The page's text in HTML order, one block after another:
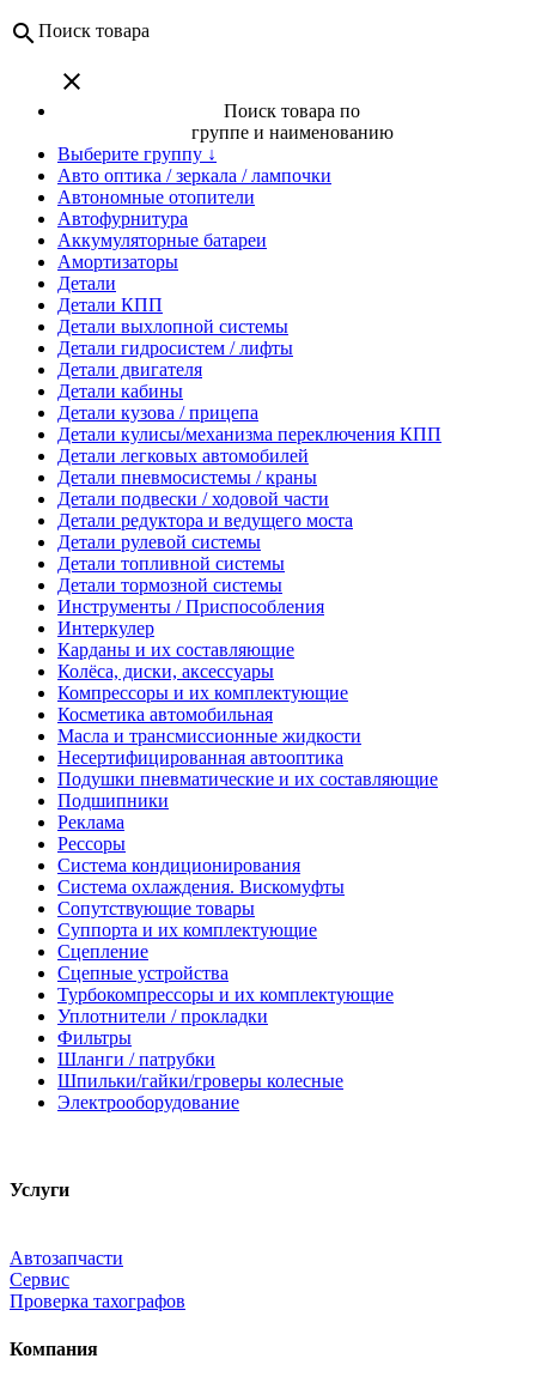
search Поиск товара
close
Поиск товара по
группе и наименованию
Выберите группу ↓
Авто оптика / зеркала / лампочки
Автономные отопители
Автофурнитура
Аккумуляторные батареи
Амортизаторы
Детали
Детали КПП
Детали выхлопной системы
Детали гидросистем / лифты
Детали двигателя
Детали кабины
Детали кузова / прицепа
Детали кулисы/механизма переключения КПП
Детали легковых автомобилей
Детали пневмосистемы / краны
Детали подвески / ходовой части
Детали редуктора и ведущего моста
Детали рулевой системы
Детали топливной системы
Детали тормозной системы
Инструменты / Приспособления
Интеркулер
Карданы и их составляющие
Колёса, диски, аксессуары
Компрессоры и их комплектующие
Косметика автомобильная
Масла и трансмиссионные жидкости
Несертифицированная автооптика
Подушки пневматические и их составляющие
Подшипники
Реклама
Рессоры
Система кондиционирования
Система охлаждения. Вискомуфты
Сопутствующие товары
Суппорта и их комплектующие
Сцепление
Сцепные устройства
Турбокомпрессоры и их комплектующие
Уплотнители / прокладки
Фильтры
Шланги / патрубки
Шпильки/гайки/гроверы колесные
Электрооборудование
Услуги
Автозапчасти
Сервис
Проверка тахографов
Компания